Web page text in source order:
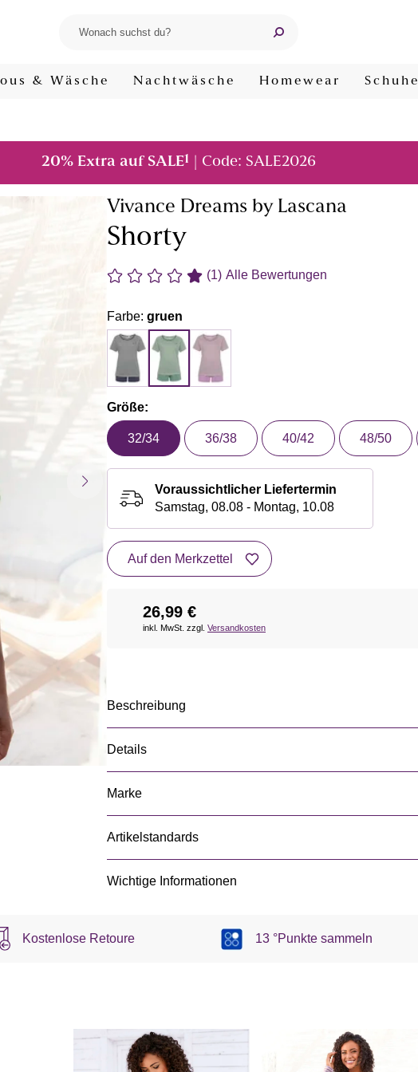
& Wäsche Nachtwäsche Homewear Schuhe
20% Extra auf SALE1 | Code: SALE2026
Vivance Dreams by Lascana
Shorty
(1) Alle Bewertungen
Farbe: gruen
Größe:
32/34 36/38 40/42 48/50
Voraussichtlicher Liefertermin
Samstag, 08.08 - Montag, 10.08
Auf den Merkzettel
26,99 €
inkl. MwSt. zzgl. Versandkosten
Beschreibung
Details
Marke
Artikelstandards
Wichtige Informationen
Kostenlose Retoure 13 °Punkte sammeln